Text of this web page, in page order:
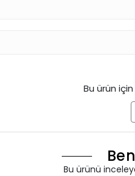
Bu ürün
Bu ürünü